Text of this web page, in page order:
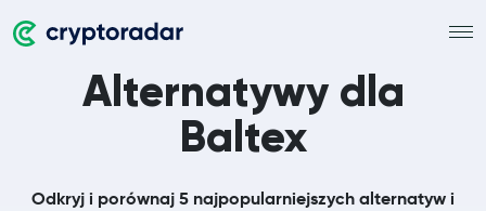
Alternatywy dla
Baltex
Odkryj i porównaj 5 najpopularniejszych alternatyw i